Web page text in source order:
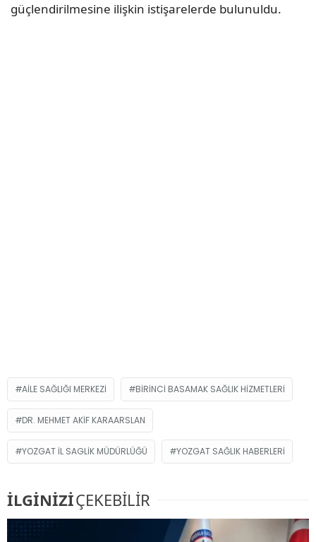
güçlendirilmesine ilişkin istişarelerde bulunuldu.
AILE SAĞLIĞI MERKEZI BIRINCI BASAMAK SAĞLIK HIZMETLERI
DR. MEHMET AKIF KARAARSLAN
YOZGAT IL SAGLIK MÜDÜRLÜĞÜ YOZGAT SAĞLIK HABERLERI
İLGİNİZİÇEKEBİLİR